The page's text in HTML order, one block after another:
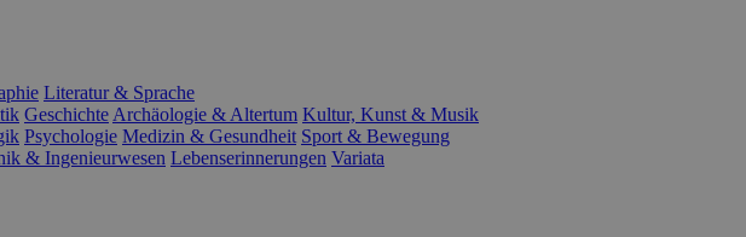
Literatur & Sprache
Geschichte Archäologie & Altertum Kultur, Kunst & Musik
Psychologie Medizin & Gesundheit Sport & Bewegung
& Ingenieurwesen Lebenserinnerungen Variata